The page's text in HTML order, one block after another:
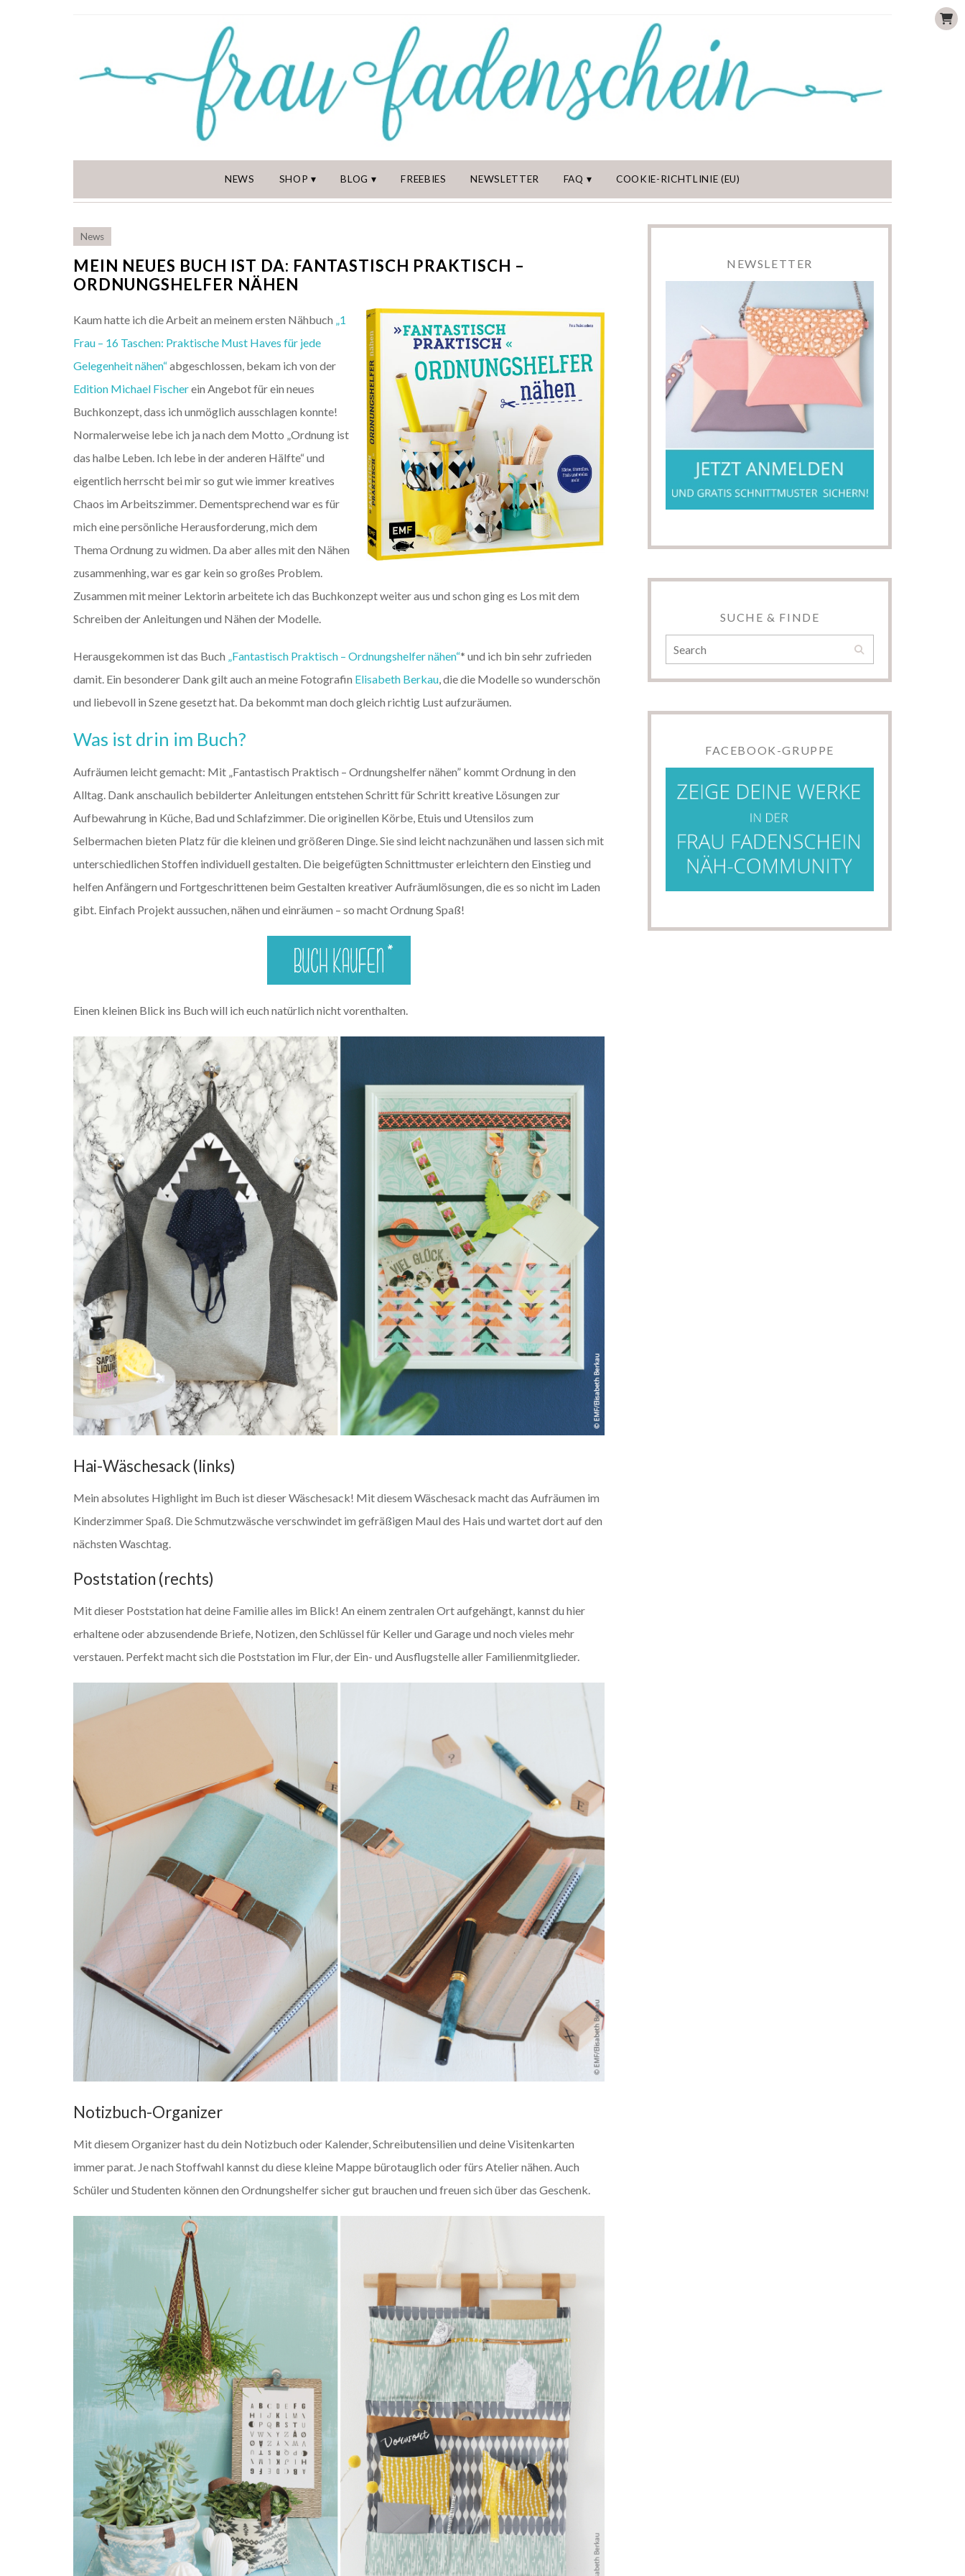
NEWS SHOP BLOG FREEBIES NEWSLETTER FAQ COOKIE-RICHTLINIE (EU)
News
MEIN NEUES BUCH IST DA: FANTASTISCH PRAKTISCH –
ORDNUNGSHELFER NÄHEN
Kaum hatte ich die Arbeit an meinem ersten Nähbuch „1
Frau – 16 Taschen: Praktische Must Haves für jede
Gelegenheit nähen“abgeschlossen, bekam ich von der
Edition Michael Fischerein Angebot für ein neues
Buchkonzept, dass ich unmöglich ausschlagen konnte!
Normalerweise lebe ich ja nach dem Motto „Ordnung ist
das halbe Leben. Ich lebe in der anderen Hälfte“ und
eigentlich herrscht bei mir so gut wie immer kreatives
Chaos im Arbeitszimmer. Dementsprechend war es für
mich eine persönliche Herausforderung, mich dem
Thema Ordnung zu widmen. Da aber alles mit den Nähen
zusammenhing, war es gar kein so großes Problem.
Zusammen mit meiner Lektorin arbeitete ich das Buchkonzept weiter aus und schon ging es Los mit dem
Schreiben der Anleitungen und Nähen der Modelle.
Herausgekommen ist das Buch „Fantastisch Praktisch – Ordnungshelfer nähen“* und ich bin sehr zufrieden
damit. Ein besonderer Dank gilt auch an meine Fotografin Elisabeth Berkau , die die Modelle so wunderschön
und liebevoll in Szene gesetzt hat. Da bekommt man doch gleich richtig Lust aufzuräumen.
Was ist drin im Buch?
Aufräumen leicht gemacht: Mit „Fantastisch Praktisch – Ordnungshelfer nähen” kommt Ordnung in den
Alltag. Dank anschaulich bebilderter Anleitungen entstehen Schritt für Schritt kreative Lösungen zur
Aufbewahrung in Küche, Bad und Schlafzimmer. Die originellen Körbe, Etuis und Utensilos zum
Selbermachen bieten Platz für die kleinen und größeren Dinge. Sie sind leicht nachzunähen und lassen sich mit
unterschiedlichen Stoffen individuell gestalten. Die beigefügten Schnittmuster erleichtern den Einstieg und
helfen Anfängern und Fortgeschrittenen beim Gestalten kreativer Aufräumlösungen, die es so nicht im Laden
gibt. Einfach Projekt aussuchen, nähen und einräumen – so macht Ordnung Spaß!
Einen kleinen Blick ins Buch will ich euch natürlich nicht vorenthalten.
Hai-Wäschesack (links)
Mein absolutes Highlight im Buch ist dieser Wäschesack! Mit diesem Wäschesack macht das Aufräumen im
Kinderzimmer Spaß. Die Schmutzwäsche verschwindet im gefräßigen Maul des Hais und wartet dort auf den
nächsten Waschtag.
Poststation (rechts)
Mit dieser Poststation hat deine Familie alles im Blick! An einem zentralen Ort aufgehängt, kannst du hier
erhaltene oder abzusendende Briefe, Notizen, den Schlüssel für Keller und Garage und noch vieles mehr
verstauen. Perfekt macht sich die Poststation im Flur, der Ein- und Ausflugstelle aller Familienmitglieder.
Notizbuch-Organizer
Mit diesem Organizer hast du dein Notizbuch oder Kalender, Schreibutensilien und deine Visitenkarten
immer parat. Je nach Stoffwahl kannst du diese kleine Mappe bürotauglich oder fürs Atelier nähen. Auch
Schüler und Studenten können den Ordnungshelfer sicher gut brauchen und freuen sich über das Geschenk.
NEWSLETTER
SUCHE & FINDE
FACEBOOK-GRUPPE